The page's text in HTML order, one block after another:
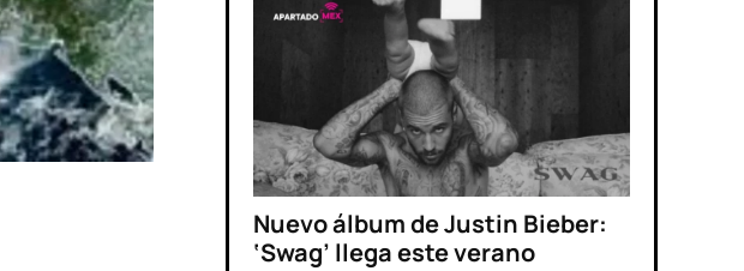
Nuevo álbum de Justin Bieber:
‘Swag’ llega este verano